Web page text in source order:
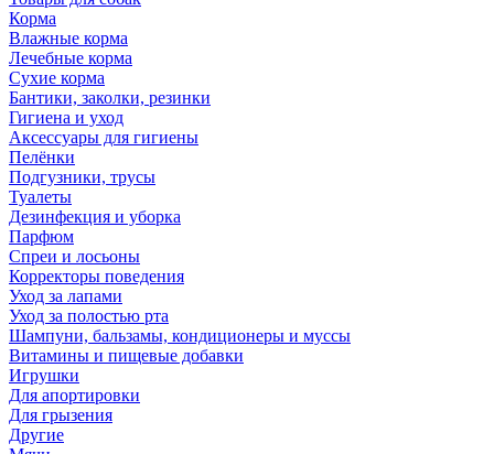
Корма
Влажные корма
Лечебные корма
Сухие корма
Бантики, заколки, резинки
Гигиена и уход
Аксессуары для гигиены
Пелёнки
Подгузники, трусы
Туалеты
Дезинфекция и уборка
Парфюм
Спреи и лосьоны
Корректоры поведения
Уход за лапами
Уход за полостью рта
Шампуни, бальзамы, кондиционеры и муссы
Витамины и пищевые добавки
Игрушки
Для апортировки
Для грызения
Другие